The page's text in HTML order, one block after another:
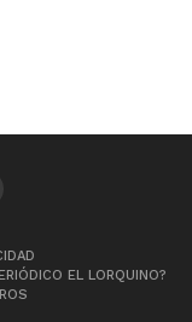
EL LORQUINO?